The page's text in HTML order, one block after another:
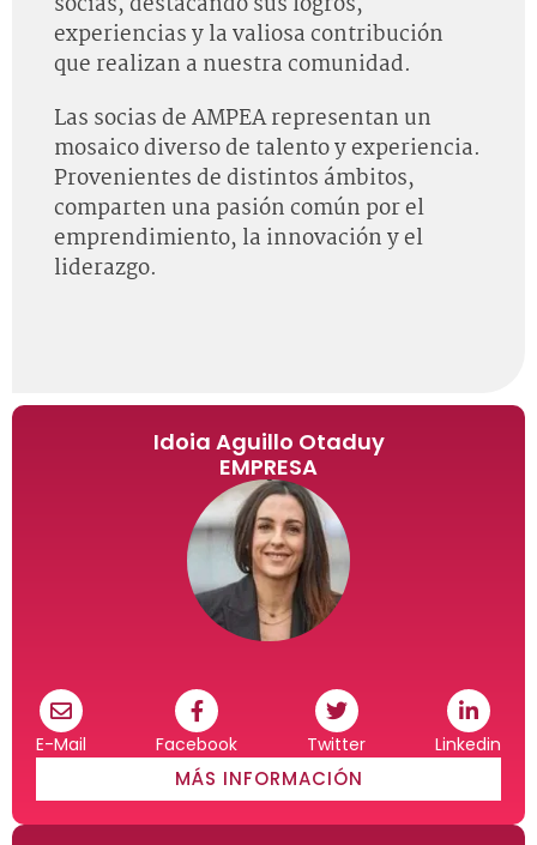
experiencias y la valiosa contribución
que realizan a nuestra comunidad.
Las socias de AMPEA representan un
mosaico diverso de talento y experiencia.
Provenientes de distintos ámbitos,
comparten una pasión común por el
emprendimiento, la innovación y el
liderazgo.
Idoia Aguillo Otaduy
EMPRESA
E-Mail Facebook Twitter Linkedin
MÁS INFORMACIÓN